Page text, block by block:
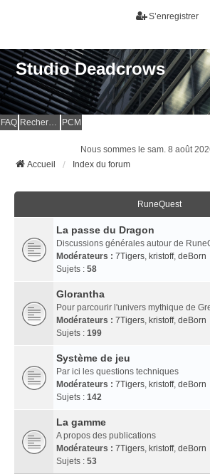
S’enregistrer
Studio Deadcrows
FAQ Rechercher PCM
Nous sommes le sam. 8 août
Accueil
Index du forum
RuneQuest
La passe du Dragon
Discussions générales autour de
Modérateurs : 7Tigers, kristoff, deBorn
Sujets : 58
Glorantha
Pour parcourir l'univers mythique de
Modérateurs : 7Tigers, kristoff, deBorn
Sujets : 199
Système de jeu
Par ici les questions techniques
Modérateurs : 7Tigers, kristoff, deBorn
Sujets : 142
La gamme
A propos des publications
Modérateurs : 7Tigers, kristoff, deBorn
Sujets : 53